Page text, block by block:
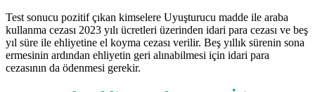
Test sonucu pozitif çıkan kimselere Uyuşturucu madde ile araba
kullanma cezası 2023 yılı ücretleri üzerinden idari para cezası ve beş
yıl süre ile ehliyetine el koyma cezası verilir. Beş yıllık sürenin sona
ermesinin ardından ehliyetin geri alınabilmesi için idari para
cezasının da ödenmesi gerekir.